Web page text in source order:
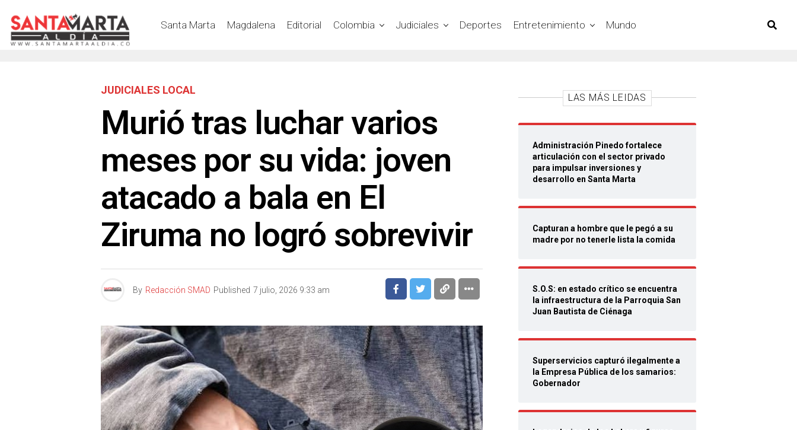
Santa Marta Magdalena Editorial Colombia Judiciales Deportes Entretenimiento Mundo
JUDICIALES LOCAL
Murió tras luchar varios
meses por su vida: joven
atacado a bala en El
Ziruma no logró sobrevivir
By Redacción SMAD Published 7 julio, 2026 9:33 am
LAS MÁS LEIDAS
Administración Pinedo fortalece
articulación con el sector privado
para impulsar inversiones y
desarrollo en Santa Marta
Capturan a hombre que le pegó a su
madre por no tenerle lista la comida
S.O.S: en estado crítico se encuentra
la infraestructura de la Parroquia San
Juan Bautista de Ciénaga
Superservicios capturó ilegalmente a
la Empresa Pública de los samarios:
Gobernador